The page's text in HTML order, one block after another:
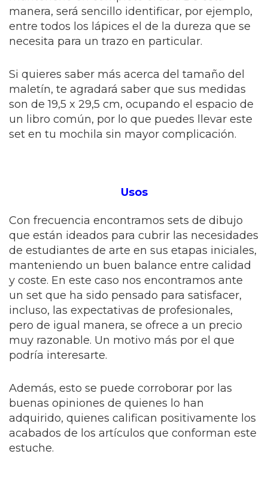
manera, será sencillo identificar, por ejemplo,
entre todos los lápices el de la dureza que se
necesita para un trazo en particular.
Si quieres saber más acerca del tamaño del
maletín, te agradará saber que sus medidas
son de 19,5 x 29,5 cm, ocupando el espacio de
un libro común, por lo que puedes llevar este
set en tu mochila sin mayor complicación.
Usos
Con frecuencia encontramos sets de dibujo
que están ideados para cubrir las necesidades
de estudiantes de arte en sus etapas iniciales,
manteniendo un buen balance entre calidad
y coste. En este caso nos encontramos ante
un set que ha sido pensado para satisfacer,
incluso, las expectativas de profesionales,
pero de igual manera, se ofrece a un precio
muy razonable. Un motivo más por el que
podría interesarte.
Además, esto se puede corroborar por las
buenas opiniones de quienes lo han
adquirido, quienes califican positivamente los
acabados de los artículos que conforman este
estuche.